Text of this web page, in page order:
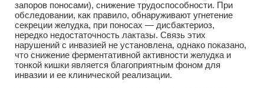
запоров поносами), снижение трудоспособности. При
обследовании, как правило, обнаруживают угнетение
секреции желудка, при поносах — дисбактериоз,
нередко недостаточность лактазы. Связь этих
нарушений с инвазией не установлена, однако показано,
что снижение ферментативной активности желудка и
тонкой кишки является благоприятным фоном для
инвазии и ее клинической реализации.